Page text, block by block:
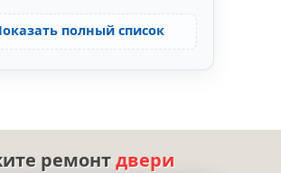
полный список
ремонтдвери